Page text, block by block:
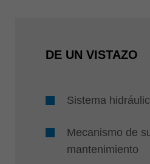
DE UN VISTAZO
Sistema
Mecanismo de
mantenimiento